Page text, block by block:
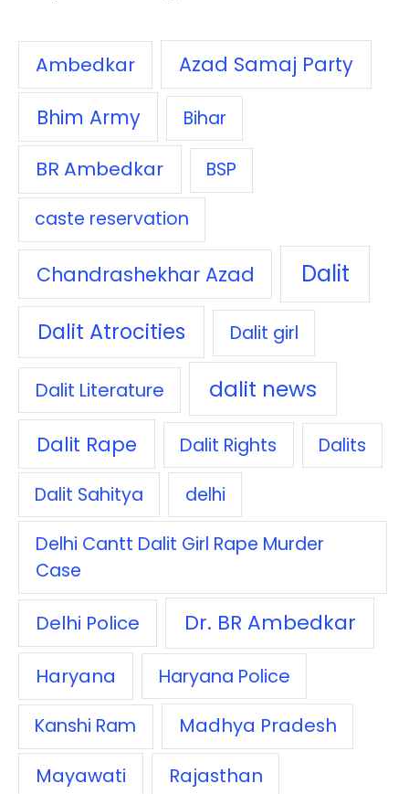
Ambedkar
Azad Samaj Party
Bhim Army
Bihar
BR Ambedkar
BSP
caste reservation
Chandrashekhar Azad Dalit
Dalit Atrocities Dalit girl
Dalit Literature dalit news
Dalit Rape Dalit Rights Dalits
Dalit Sahitya delhi
Delhi Cantt Dalit Girl Rape Murder
Case
Delhi Police Dr. BR Ambedkar
Haryana Haryana Police
Kanshi Ram
Madhya Pradesh
Mayawati
Rajasthan